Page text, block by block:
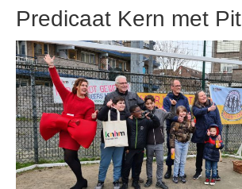
Predicaat Kern met Pit